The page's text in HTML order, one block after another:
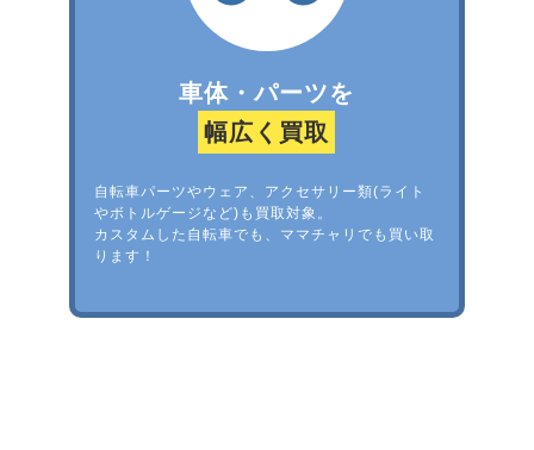
車体・パーツを
幅広く買取
自転車パーツやウェア、アクセサリー類(ライト
やボトルゲージなど)も買取対象。
カスタムした自転車でも、ママチャリでも買い取
ります！